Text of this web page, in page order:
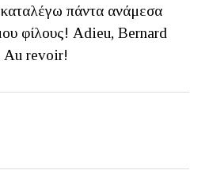
πάντα ανάμεσα
φίλους! Adieu, Bernard
Au revoir!